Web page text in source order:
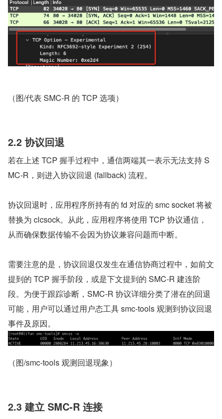
（图/代表 SMC-R 的 TCP 选项）
2.2 协议回退
若在上述 TCP 握手过程中，通信两端其一表示无法支持 S
MC-R，则进入协议回退 (fallback) 流程。
协议回退时，应用程序所持有的 fd 对应的 smc socket 将被
替换为 clcsock。从此，应用程序将使用 TCP 协议通信，
从而确保数据传输不会因为协议兼容问题而中断。
需要注意的是，协议回退仅发生在通信协商过程中，如前文
提到的 TCP 握手阶段，或是下文提到的 SMC-R 建连阶
段。为便于跟踪诊断，SMC-R 协议详细分类了潜在的回退
可能，用户可以通过用户态工具 smc-tools 观测到协议回退
事件及原因。
（图/smc-tools 观测回退现象）
2.3 建立 SMC-R 连接